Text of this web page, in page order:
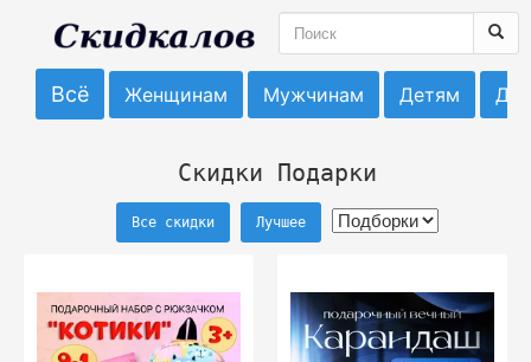
Всё Женщинам Мужчинам Детям
Скидки Подарки
Все скидки Лучшее